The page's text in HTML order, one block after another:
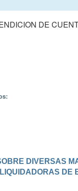
DE
DIVERSAS
DE